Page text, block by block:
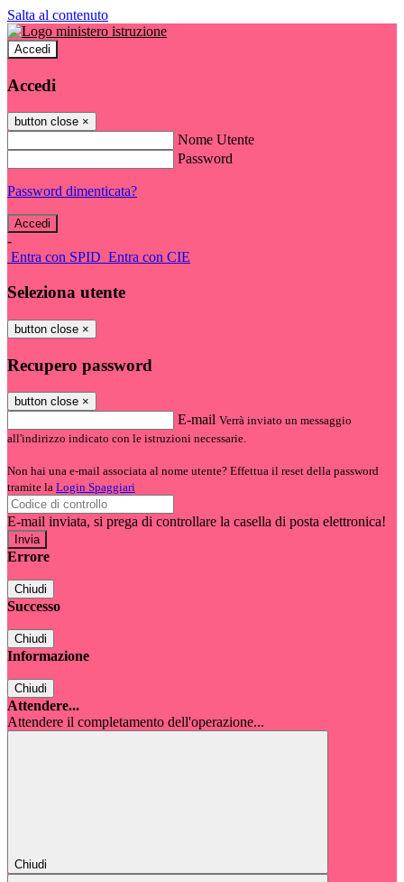
Salta al contenuto
Accedi
Accedi
button close ×
Nome Utente
Password
Password dimenticata?
-
Entra con SPID Entra con CIE
Seleziona utente
button close ×
Recupero password
button close ×
E-mail Verrà inviato un messaggio
all'indirizzo indicato con le istruzioni necessarie.
Non hai una e-mail associata al nome utente? Effettua il reset della password
tramite la Login Spaggiari
E-mail inviata, si prega di controllare la casella di posta elettronica!
Errore
Chiudi
Successo
Chiudi
Informazione
Chiudi
Attendere...
Attendere il completamento dell'operazione...
Chiudi